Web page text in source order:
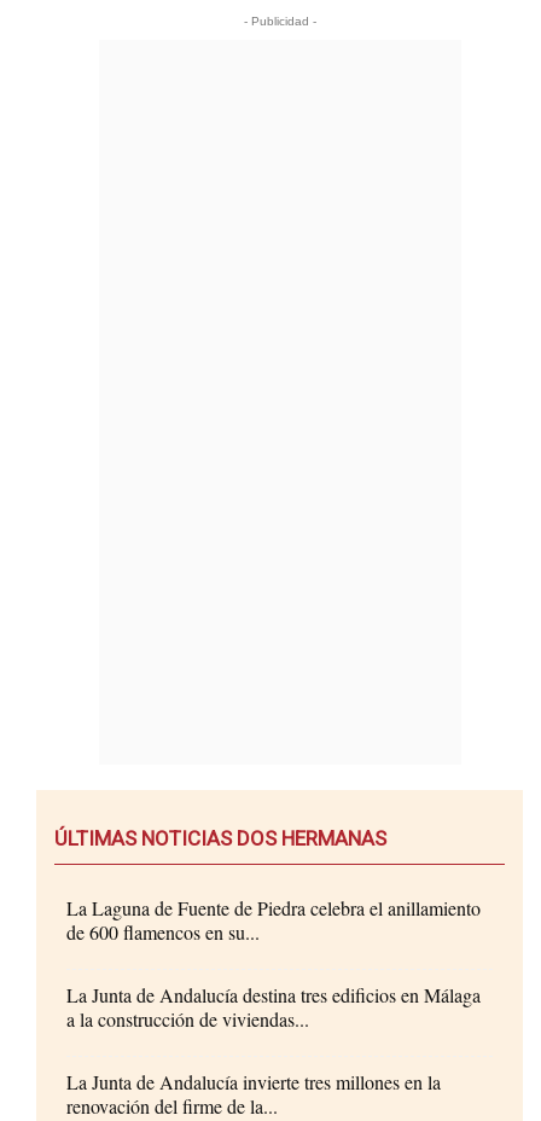
- Publicidad -
ÚLTIMAS NOTICIAS DOS HERMANAS
La Laguna de Fuente de Piedra celebra el anillamiento
de 600 flamencos en su...
La Junta de Andalucía destina tres edificios en Málaga
a la construcción de viviendas...
La Junta de Andalucía invierte tres millones en la
renovación del firme de la...